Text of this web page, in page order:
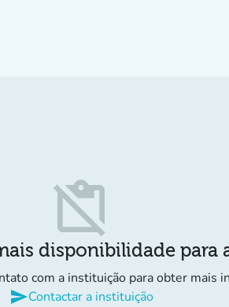
content_paste_off
disponibilidade para
com a instituição para obter mais
sendContactar a instituição